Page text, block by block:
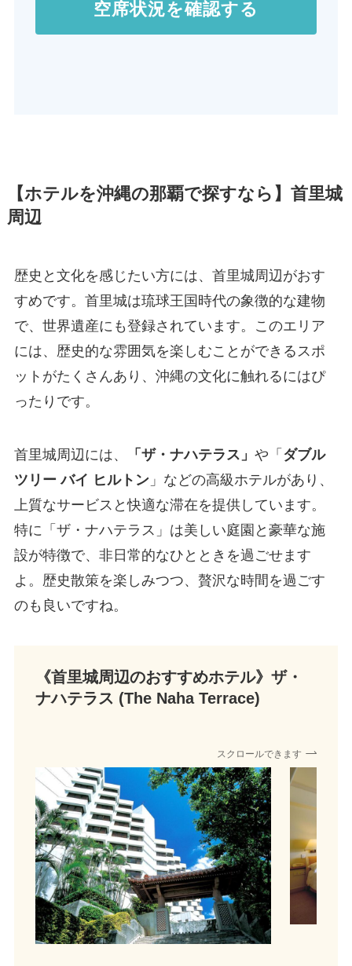
空席状況を確認する
【ホテルを沖縄の那覇で探すなら】首里城
周辺
歴史と文化を感じたい方には、首里城周辺がおす
すめです。首里城は琉球王国時代の象徴的な建物
で、世界遺産にも登録されています。このエリア
には、歴史的な雰囲気を楽しむことができるスポ
ットがたくさんあり、沖縄の文化に触れるにはぴ
ったりです。
首里城周辺には、 「ザ・ナハテラス」 や「 ダブル
ツリー バイ ヒルトン」などの高級ホテルがあり、
上質なサービスと快適な滞在を提供しています。
特に「ザ・ナハテラス」は美しい庭園と豪華な施
設が特徴で、非日常的なひとときを過ごせます
よ。歴史散策を楽しみつつ、贅沢な時間を過ごす
のも良いですね。
《首里城周辺のおすすめホテル》 ザ・
ナハテラス (The Naha Terrace)
スクロールできます